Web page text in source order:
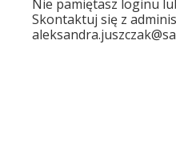
Nie pamiętasz loginu
Skontaktuj się z